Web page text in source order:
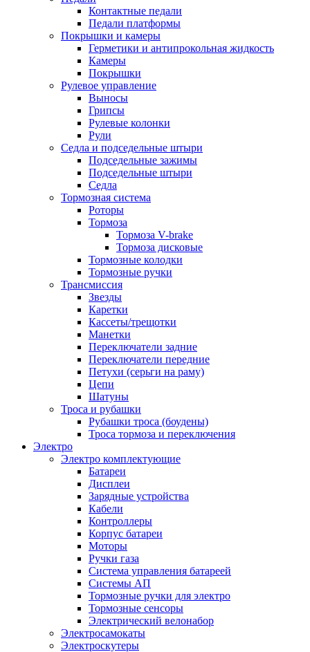
Контактные педали
Педали платформы
Покрышки и камеры
Герметики и антипрокольная жидкость
Камеры
Покрышки
Рулевое управление
Выносы
Грипсы
Рулевые колонки
Рули
Седла и подседельные штыри
Подседельные зажимы
Подседельные штыри
Седла
Тормозная система
Роторы
Тормоза
Тормоза V-brake
Тормоза дисковые
Тормозные колодки
Тормозные ручки
Трансмиссия
Звезды
Каретки
Кассеты/трещотки
Манетки
Переключатели задние
Переключатели передние
Петухи (серьги на раму)
Цепи
Шатуны
Троса и рубашки
Рубашки троса (боудены)
Троса тормоза и переключения
Электро
Электро комплектующие
Батареи
Дисплеи
Зарядные устройства
Кабели
Контроллеры
Корпус батареи
Моторы
Ручки газа
Система управления батареей
Системы АП
Тормозные ручки для электро
Тормозные сенсоры
Электрический велонабор
Электросамокаты
Электроскутеры